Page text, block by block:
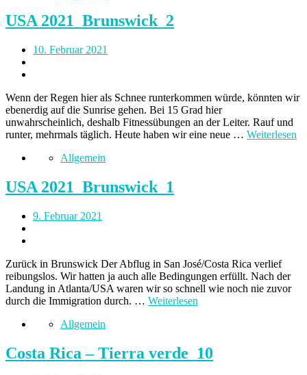
USA 2021_Brunswick_2
10. Februar 2021
Wenn der Regen hier als Schnee runterkommen würde, könnten wir
ebenerdig auf die Sunrise gehen. Bei 15 Grad hier
unwahrscheinlich, deshalb Fitnessübungen an der Leiter. Rauf und
runter, mehrmals täglich. Heute haben wir eine neue … Weiterlesen
Allgemein
USA 2021_Brunswick_1
9. Februar 2021
Zurück in Brunswick Der Abflug in San José/Costa Rica verlief
reibungslos. Wir hatten ja auch alle Bedingungen erfüllt. Nach der
Landung in Atlanta/USA waren wir so schnell wie noch nie zuvor
durch die Immigration durch. … Weiterlesen
Allgemein
Costa Rica – Tierra verde_10